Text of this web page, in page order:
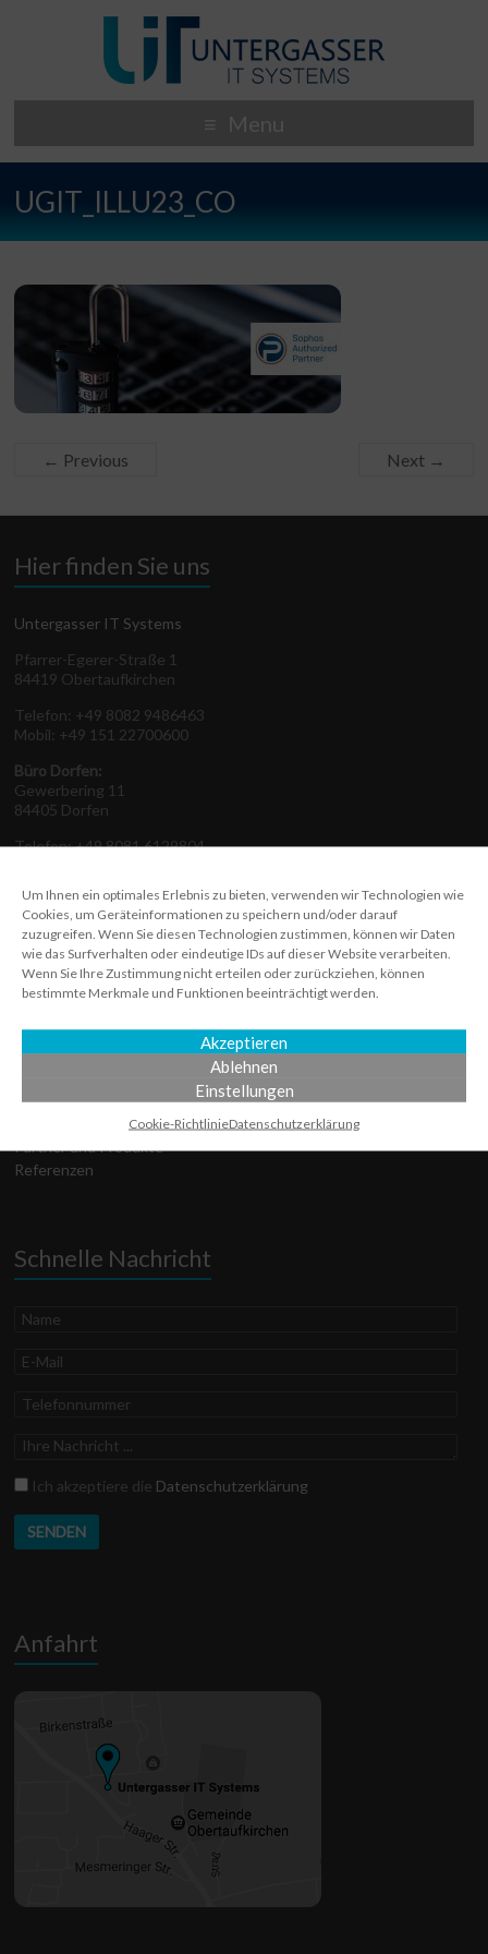
Um Ihnen ein optimales Erlebnis zu bieten, verwenden wir Technologien wie
Cookies, um Geräteinformationen zu speichern und/oder darauf
zuzugreifen. Wenn Sie diesen Technologien zustimmen, können wir Daten
wie das Surfverhalten oder eindeutige IDs auf dieser Website verarbeiten.
Wenn Sie Ihre Zustimmung nicht erteilen oder zurückziehen, können
bestimmte Merkmale und Funktionen beeinträchtigt werden.
Akzeptieren
Ablehnen
Einstellungen
Cookie-RichtlinieDatenschutz­erklärung
Menu
UGIT_ILLU23_CO
← Previous Next →
Hier finden Sie uns
Untergasser IT Systems
Pfarrer-Egerer-Straße 1
84419 Obertaufkirchen
Telefon: +49 8082 9486463
Mobil: +49 151 22700600
Büro Dorfen:
Gewerbering 11
84405 Dorfen
Telefon: +49 8081 6129804
Auf einen Klick
Über uns
Services
Cookie-Richtlinie
Partner und Produkte
Referenzen
Schnelle Nachricht
Name
E-
Telefonnummer
Ihre
Datenschutz
Ich akzeptiere die Datenschutzerklärung
Anfahrt